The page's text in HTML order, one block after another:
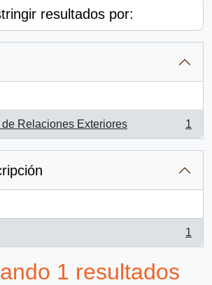
resultados por:
Relaciones Exteriores 1
1
1 resultados